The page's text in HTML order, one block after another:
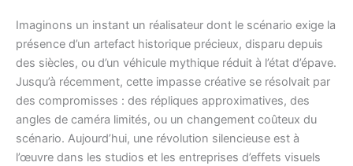
Imaginons un instant un réalisateur dont le scénario exige la
présence d’un artefact historique précieux, disparu depuis
des siècles, ou d’un véhicule mythique réduit à l’état d’épave.
Jusqu’à récemment, cette impasse créative se résolvait par
des compromisses : des répliques approximatives, des
angles de caméra limités, ou un changement coûteux du
scénario. Aujourd’hui, une révolution silencieuse est à
l’œuvre dans les studios et les entreprises d’effets visuels